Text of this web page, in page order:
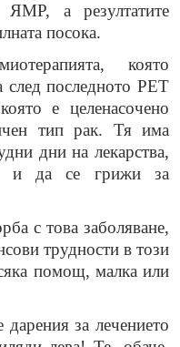
а резултатите
посока.
която
след последното РЕТ
е целенасочено
тип рак. Тя има
дни на лекарства,
и да се грижи за
с това заболяване,
трудности в този
помощ, малка или
за лечението